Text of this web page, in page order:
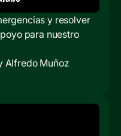
y resolver
para nuestro
Alfredo Muñoz